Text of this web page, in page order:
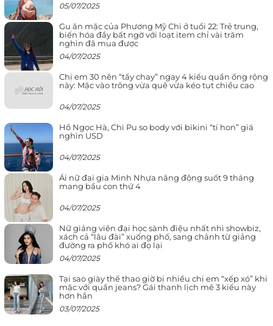
05/07/2025
Gu ăn mặc của Phương Mỹ Chi ở tuổi 22: Trẻ trung,
biến hóa đầy bất ngờ với loạt item chỉ vài trăm
nghìn đã mua được
04/07/2025
Chị em 30 nên “tẩy chay” ngay 4 kiểu quần ống rộng
này: Mặc vào trông vừa quê vừa kéo tụt chiều cao
04/07/2025
Hồ Ngọc Hà, Chi Pu so body với bikini “tí hon” giá
nghìn USD
04/07/2025
Ái nữ đại gia Minh Nhựa năng động suốt 9 tháng
mang bầu con thứ 4
04/07/2025
Nữ giảng viên đại học sành điệu nhất nhì showbiz,
xách cả “lâu đài” xuống phố, sang chảnh từ giảng
đường ra phố khó ai đọ lại
04/07/2025
Tại sao giày thể thao giờ bị nhiều chị em “xếp xó” khi
mặc với quần jeans? Gái thanh lịch mê 3 kiểu này
hơn hẳn
03/07/2025